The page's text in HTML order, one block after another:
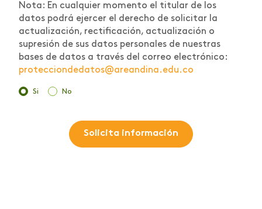
Nota: En cualquier momento el titular de los
datos podrá ejercer el derecho de solicitar la
actualización, rectificación, actualización o
supresión de sus datos personales de nuestras
bases de datos a través del correo electrónico:
protecciondedatos@areandina.edu.co
Si No
Solicita información